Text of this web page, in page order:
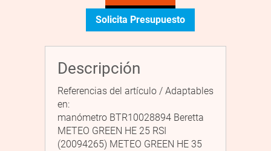
Solicita Presupuesto
Descripción
Referencias del artículo / Adaptables
en:
manómetro BTR10028894 Beretta
METEO GREEN HE 25 RSI
(20094265) METEO GREEN HE 35